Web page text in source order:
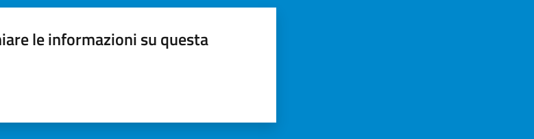
le informazioni su questa